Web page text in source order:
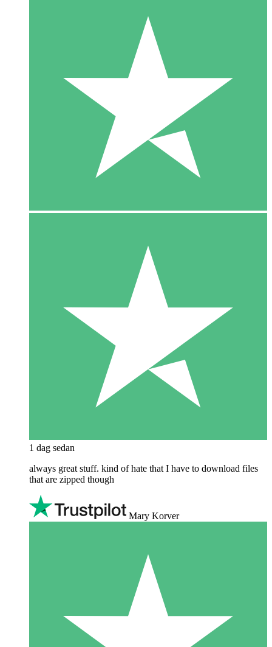
1 dag sedan
always great stuff. kind of hate that I have to download files
that are zipped though
Mary Korver